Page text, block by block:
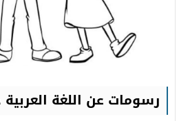
رسومات عن اللغة